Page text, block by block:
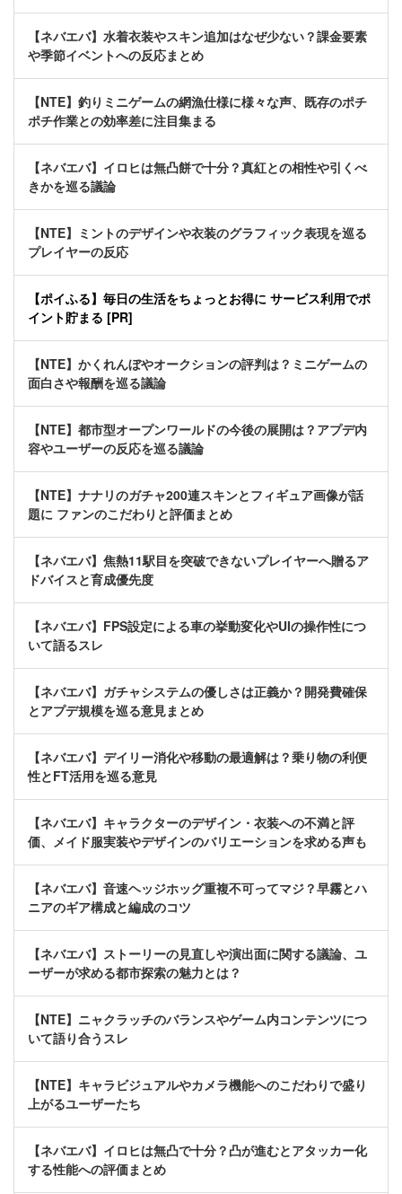
【ネバエバ】水着衣装やスキン追加はなぜ少ない？課金要素
や季節イベントへの反応まとめ
【NTE】釣りミニゲームの網漁仕様に様々な声、既存のポチ
ポチ作業との効率差に注目集まる
【ネバエバ】イロヒは無凸餅で十分？真紅との相性や引くべ
きかを巡る議論
【NTE】ミントのデザインや衣装のグラフィック表現を巡る
プレイヤーの反応
【ポイふる】毎日の生活をちょっとお得に サービス利用でポ
イント貯まる [PR]
【NTE】かくれんぼやオークションの評判は？ミニゲームの
面白さや報酬を巡る議論
【NTE】都市型オープンワールドの今後の展開は？アプデ内
容やユーザーの反応を巡る議論
【NTE】ナナリのガチャ200連スキンとフィギュア画像が話
題に ファンのこだわりと評価まとめ
【ネバエバ】焦熱11駅目を突破できないプレイヤーへ贈るア
ドバイスと育成優先度
【ネバエバ】FPS設定による車の挙動変化やUIの操作性につ
いて語るスレ
【ネバエバ】ガチャシステムの優しさは正義か？開発費確保
とアプデ規模を巡る意見まとめ
【ネバエバ】デイリー消化や移動の最適解は？乗り物の利便
性とFT活用を巡る意見
【ネバエバ】キャラクターのデザイン・衣装への不満と評
価、メイド服実装やデザインのバリエーションを求める声も
【ネバエバ】音速ヘッジホッグ重複不可ってマジ？早霧とハ
ニアのギア構成と編成のコツ
【ネバエバ】ストーリーの見直しや演出面に関する議論、ユ
ーザーが求める都市探索の魅力とは？
【NTE】ニャクラッチのバランスやゲーム内コンテンツにつ
いて語り合うスレ
【NTE】キャラビジュアルやカメラ機能へのこだわりで盛り
上がるユーザーたち
【ネバエバ】イロヒは無凸で十分？凸が進むとアタッカー化
する性能への評価まとめ